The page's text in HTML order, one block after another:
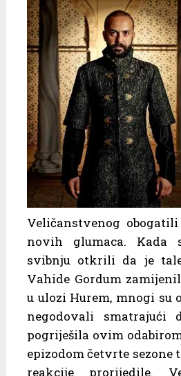
Veličanstvenog
novih glumaca. Kada
svibnju otkrili da je
Vahide Gordum
u ulozi Hurem, mnogi su
negodovali smatrajući
pogriješila ovim
epizodom četvrte sezone
reakcije prorijedile.